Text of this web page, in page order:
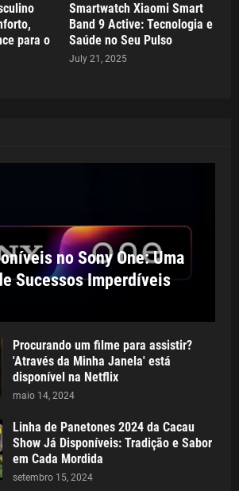
para o
Smartwatch Xiaomi Smart
Band 9 Active: Tecnologia e
Saúde no Seu Pulso
July 21, 2025
no Sony One: Uma
Sucessos Imperdíveis
Procurando um filme para assistir?
'Através da Minha Janela' está
disponível na Netflix
maio 14, 2024
Linha de Panetones 2024 da Cacau
Show Já Disponíveis: Tradição e Sabor
em Cada Mordida
setembro 15, 2024